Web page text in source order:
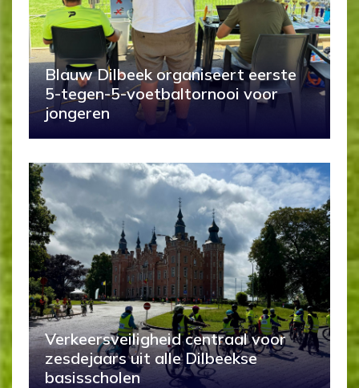
Blauw Dilbeek organiseert eerste
5-tegen-5-voetbaltornooi voor
jongeren
Verkeersveiligheid centraal voor
zesdejaars uit alle Dilbeekse
basisscholen